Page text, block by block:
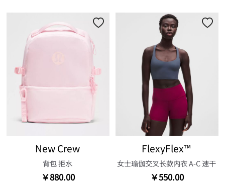
New Crew
背包 拒水
￥880.00
FlexyFlex™
女士瑜伽交叉长款内衣 A-C 速干
￥550.00